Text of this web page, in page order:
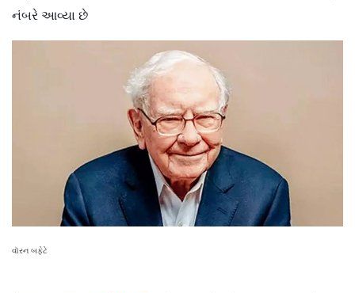
નંબરે આવ્યા છે
વૉરન બફેટે